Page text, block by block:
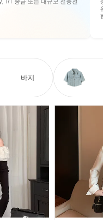
T/T 송금 또는 대규모 선충전
바지